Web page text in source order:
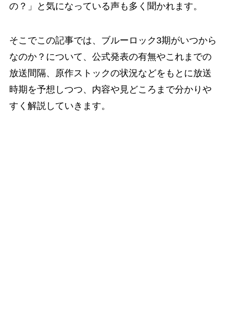
の？」と気になっている声も多く聞かれます。
そこでこの記事では、ブルーロック3期がいつから
なのか？について、公式発表の有無やこれまでの
放送間隔、原作ストックの状況などをもとに放送
時期を予想しつつ、内容や見どころまで分かりや
すく解説していきます。